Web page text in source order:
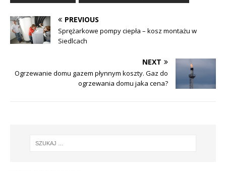
PREVIOUS
Sprężarkowe pompy ciepła – kosz montażu w
Siedlcach
NEXT
Ogrzewanie domu gazem płynnym koszty. Gaz do
ogrzewania domu jaka cena?